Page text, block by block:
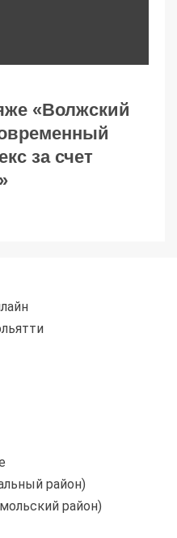
«Волжский
за счет
район)
район)